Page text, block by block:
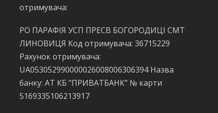
отримувача:
РО ПАРАФІЯ УСП ПРЕСВ БОГОРОДИЦІ СМТ
ЛИНОВИЦЯ Код отримувача: 36715229
Рахунок отримувача:
UA053052990000026008006306394 Назва
банку: АТ КБ "ПРИВАТБАНК" № карти
5169335106213917